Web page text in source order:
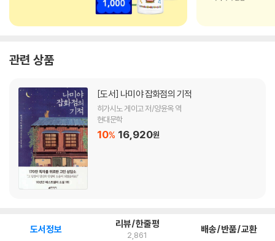
관련 상품
[도서] 나미야 잡화점의 기적
히가시노 게이고 저/양윤옥 역
현대문학
10% 16,920원
도서정보 리뷰/한줄평
2,861 배송/반품/교환